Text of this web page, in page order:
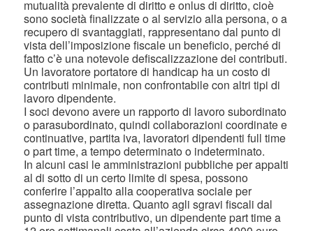
mutualità prevalente di diritto e onlus di diritto, cioè
sono società finalizzate o al servizio alla persona, o a
recupero di svantaggiati, rappresentano dal punto di
vista dell’imposizione fiscale un beneficio, perché di
fatto c’è una notevole defiscalizzazione dei contributi.
Un lavoratore portatore di handicap ha un costo di
contributi minimale, non confrontabile con altri tipi di
lavoro dipendente.
I soci devono avere un rapporto di lavoro subordinato
o parasubordinato, quindi collaborazioni coordinate e
continuative, partita iva, lavoratori dipendenti full time
o part time, a tempo determinato o indeterminato.
In alcuni casi le amministrazioni pubbliche per appalti
al di sotto di un certo limite di spesa, possono
conferire l’appalto alla cooperativa sociale per
assegnazione diretta. Quanto agli sgravi fiscali dal
punto di vista contributivo, un dipendente part time a